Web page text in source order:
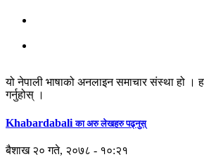
यो नेपाली भाषाको अनलाइन समाचार संस्था हो ।
गर्नुहोस् ।
Khabardabaliका अरु लेखहरु पढ्नुस्
बैशाख २० गते, २०७८ - १०:२१